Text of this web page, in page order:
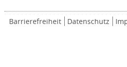
Barrierefreiheit Datenschutz